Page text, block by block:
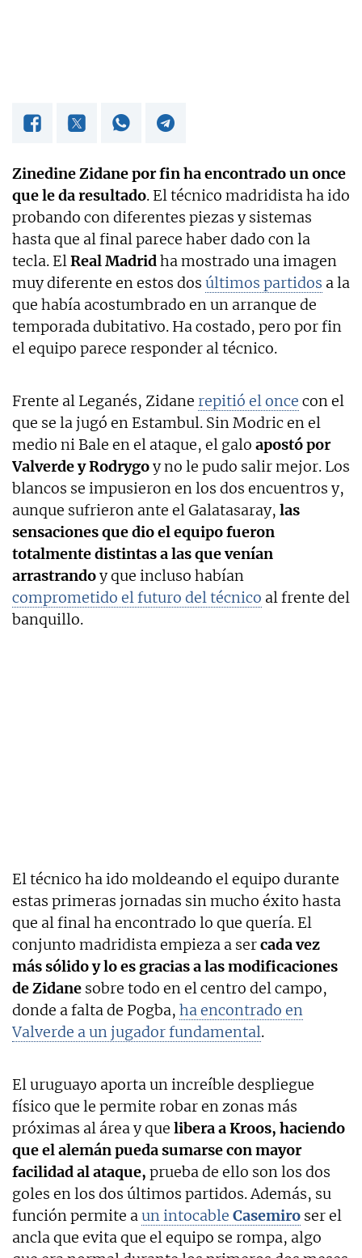
Zinedine Zidane por fin ha encontrado un once
que le da resultado. El técnico madridista ha ido
probando con diferentes piezas y sistemas
hasta que al final parece haber dado con la
tecla. ElReal Madridha mostrado una imagen
muy diferente en estos dos últimos partidos a la
que había acostumbrado en un arranque de
temporada dubitativo. Ha costado, pero por fin
el equipo parece responder al técnico.
Frente al Leganés, Zidane repitió el once con el
que se la jugó en Estambul. Sin Modric en el
medio ni Bale en el ataque, el galo apostó por
Valverde y Rodrygoy no le pudo salir mejor. Los
blancos se impusieron en los dos encuentros y,
aunque sufrieron ante el Galatasaray, las
sensaciones que dio el equipo fueron
totalmente distintas a las que venían
arrastrandoy que incluso habían
comprometido el futuro del técnico al frente del
banquillo.
El técnico ha ido moldeando el equipo durante
estas primeras jornadas sin mucho éxito hasta
que al final ha encontrado lo que quería. El
conjunto madridista empieza a sercada vez
más sólido y lo es gracias a las modificaciones
de Zidane sobre todo en el centro del campo,
donde a falta de Pogba, ha encontrado en
Valverde a un jugador fundamental.
El uruguayo aporta un increíble despliegue
físico que le permite robar en zonas más
próximas al área y que libera a Kroos, haciendo
que el alemán pueda sumarse con mayor
facilidad al ataque, prueba de ello son los dos
goles en los dos últimos partidos. Además, su
función permite aun intocable Casemiro ser el
ancla que evita que el equipo se rompa, algo